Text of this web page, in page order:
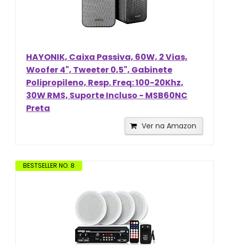
HAYONIK, Caixa Passiva, 60W, 2 Vias,
Woofer 4", Tweeter 0,5", Gabinete
Polipropileno, Resp. Freq: 100-20Khz,
30W RMS, Suporte Incluso - MSB60NC
Preta
Ver na Amazon
BESTSELLER NO. 8